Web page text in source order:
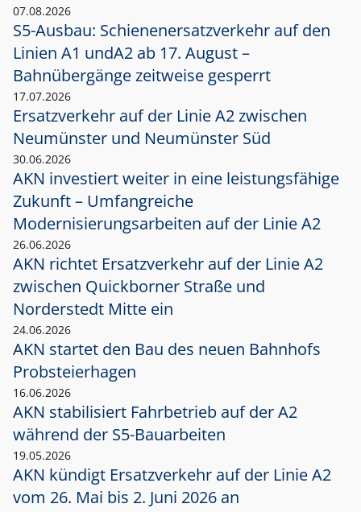
07.08.2026
S5-Ausbau: Schienenersatzverkehr auf den
Linien A1 undA2 ab 17. August –
Bahnübergänge zeitweise gesperrt
17.07.2026
Ersatzverkehr auf der Linie A2 zwischen
Neumünster und Neumünster Süd
30.06.2026
AKN investiert weiter in eine leistungsfähige
Zukunft – Umfangreiche
Modernisierungsarbeiten auf der Linie A2
26.06.2026
AKN richtet Ersatzverkehr auf der Linie A2
zwischen Quickborner Straße und
Norderstedt Mitte ein
24.06.2026
AKN startet den Bau des neuen Bahnhofs
Probsteierhagen
16.06.2026
AKN stabilisiert Fahrbetrieb auf der A2
während der S5-Bauarbeiten
19.05.2026
AKN kündigt Ersatzverkehr auf der Linie A2
vom 26. Mai bis 2. Juni 2026 an